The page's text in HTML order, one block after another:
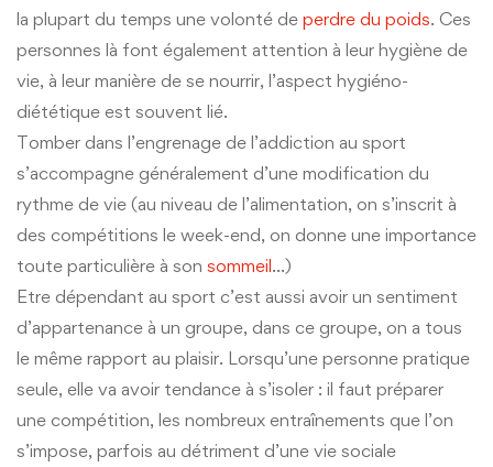
la plupart du temps une volonté de perdre du poids. Ces
personnes là font également attention à leur hygiène de
vie, à leur manière de se nourrir, l’aspect hygiéno-
diététique est souvent lié.
Tomber dans l’engrenage de l’addiction au sport
s’accompagne généralement d’une modification du
rythme de vie (au niveau de l’alimentation, on s’inscrit à
des compétitions le week-end, on donne une importance
toute particulière à son sommeil…)
Etre dépendant au sport c’est aussi avoir un sentiment
d’appartenance à un groupe, dans ce groupe, on a tous
le même rapport au plaisir. Lorsqu’une personne pratique
seule, elle va avoir tendance à s’isoler : il faut préparer
une compétition, les nombreux entraînements que l’on
s’impose, parfois au détriment d’une vie sociale